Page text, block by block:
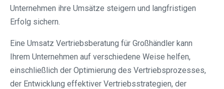
Unternehmen ihre Umsätze steigern und langfristigen
Erfolg sichern.
Eine Umsatz Vertriebsberatung für Großhändler kann
Ihrem Unternehmen auf verschiedene Weise helfen,
einschließlich der Optimierung des Vertriebsprozesses,
der Entwicklung effektiver Vertriebsstrategien, der